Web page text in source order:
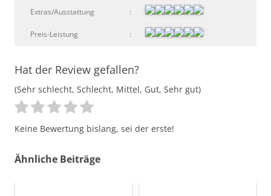
Extras/Ausstattung :
Preis-Leistung :
Hat der Review gefallen?
(Sehr schlecht, Schlecht, Mittel, Gut, Sehr gut)
Keine Bewertung bislang, sei der erste!
Ähnliche Beiträge